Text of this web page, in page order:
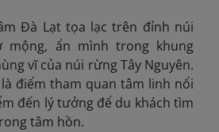
Đà Lạt tọa lạc trên đỉnh núi
mộng, ẩn mình trong khung
vĩ của núi rừng Tây Nguyên.
điểm tham quan tâm linh nổi
đến lý tưởng để du khách tìm
tâm hồn.